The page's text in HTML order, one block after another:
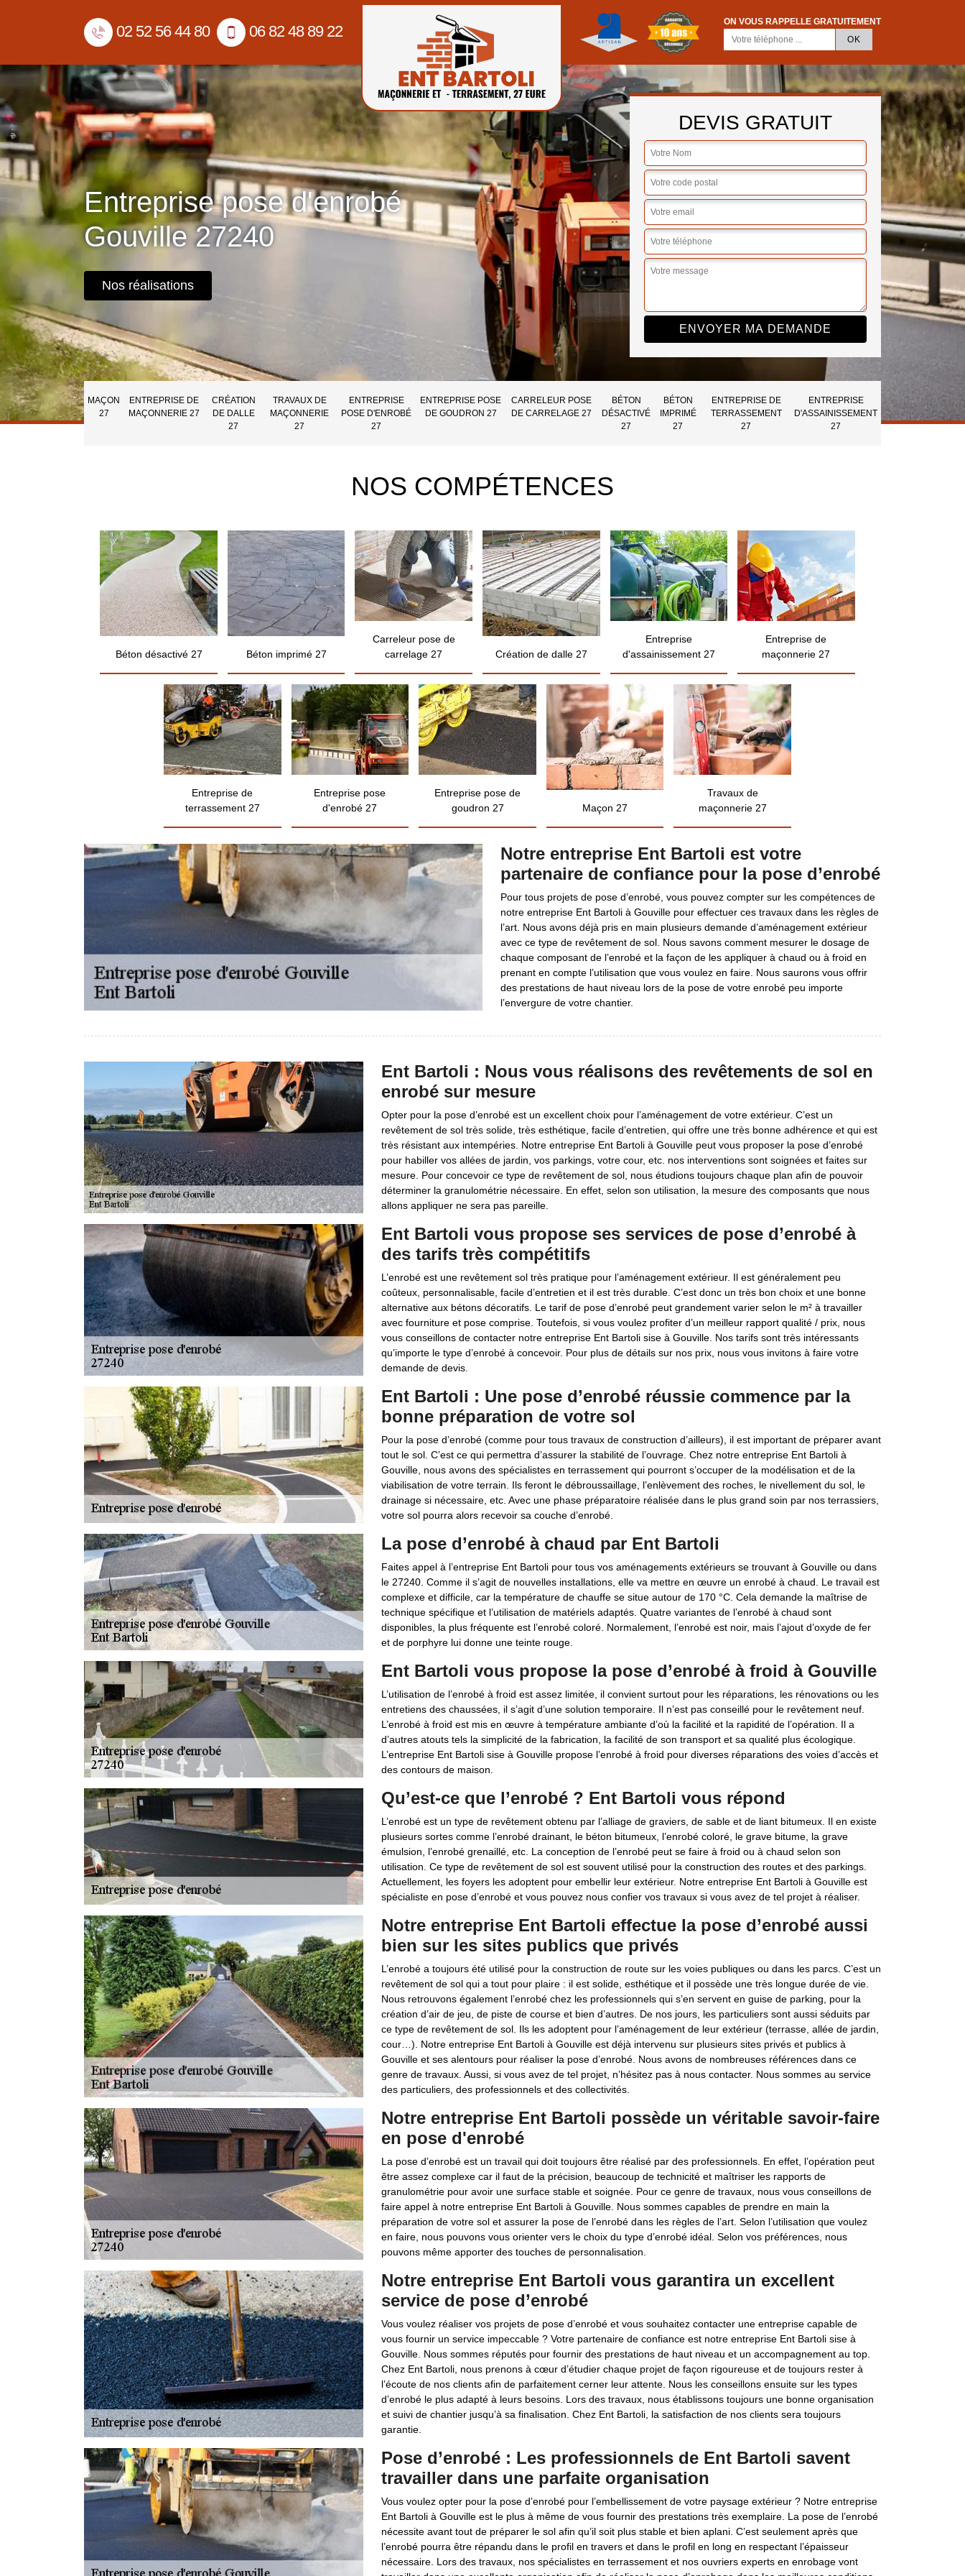
02 52 56 44 80 06 82 48 89 22
ON VOUS RAPPELLE GRATUITEMENT
Entreprise pose d'enrobé
Gouville 27240
Nos réalisations
DEVIS GRATUIT
MAÇON
27
ENTREPRISE DE
MAÇONNERIE 27
CRÉATION
DE DALLE
27
TRAVAUX DE
MAÇONNERIE
27
ENTREPRISE
POSE D'ENROBÉ
27
ENTREPRISE POSE
DE GOUDRON 27
CARRELEUR POSE
DE CARRELAGE 27
BÉTON
DÉSACTIVÉ
27
BÉTON
IMPRIMÉ
27
ENTREPRISE DE
TERRASSEMENT
27
ENTREPRISE
D'ASSAINISSEMENT
27
NOS COMPÉTENCES
Béton désactivé 27 Béton imprimé 27
Carreleur pose de
carrelage 27
Création de dalle 27
Entreprise
d'assainissement 27
Entreprise de
maçonnerie 27
Entreprise de
terrassement 27
Entreprise pose
d'enrobé 27
Entreprise pose de
goudron 27
Maçon 27
Travaux de
maçonnerie 27
Notre entreprise Ent Bartoli est votre
partenaire de confiance pour la pose d’enrobé
Pour tous projets de pose d’enrobé, vous pouvez compter sur les compétences de
notre entreprise Ent Bartoli à Gouville pour effectuer ces travaux dans les règles de
l’art. Nous avons déjà pris en main plusieurs demande d’aménagement extérieur
avec ce type de revêtement de sol. Nous savons comment mesurer le dosage de
chaque composant de l’enrobé et la façon de les appliquer à chaud ou à froid en
prenant en compte l’utilisation que vous voulez en faire. Nous saurons vous offrir
des prestations de haut niveau lors de la pose de votre enrobé peu importe
l’envergure de votre chantier.
Ent Bartoli : Nous vous réalisons des revêtements de sol en
enrobé sur mesure
Opter pour la pose d’enrobé est un excellent choix pour l’aménagement de votre extérieur. C’est un
revêtement de sol très solide, très esthétique, facile d’entretien, qui offre une très bonne adhérence et qui est
très résistant aux intempéries. Notre entreprise Ent Bartoli à Gouville peut vous proposer la pose d’enrobé
pour habiller vos allées de jardin, vos parkings, votre cour, etc. nos interventions sont soignées et faites sur
mesure. Pour concevoir ce type de revêtement de sol, nous étudions toujours chaque plan afin de pouvoir
déterminer la granulométrie nécessaire. En effet, selon son utilisation, la mesure des composants que nous
allons appliquer ne sera pas pareille.
Ent Bartoli vous propose ses services de pose d’enrobé à
des tarifs très compétitifs
L’enrobé est une revêtement sol très pratique pour l’aménagement extérieur. Il est généralement peu
coûteux, personnalisable, facile d’entretien et il est très durable. C’est donc un très bon choix et une bonne
alternative aux bétons décoratifs. Le tarif de pose d’enrobé peut grandement varier selon le m² à travailler
avec fourniture et pose comprise. Toutefois, si vous voulez profiter d’un meilleur rapport qualité / prix, nous
vous conseillons de contacter notre entreprise Ent Bartoli sise à Gouville. Nos tarifs sont très intéressants
qu’importe le type d’enrobé à concevoir. Pour plus de détails sur nos prix, nous vous invitons à faire votre
demande de devis.
Ent Bartoli : Une pose d’enrobé réussie commence par la
bonne préparation de votre sol
Pour la pose d’enrobé (comme pour tous travaux de construction d’ailleurs), il est important de préparer avant
tout le sol. C’est ce qui permettra d’assurer la stabilité de l’ouvrage. Chez notre entreprise Ent Bartoli à
Gouville, nous avons des spécialistes en terrassement qui pourront s’occuper de la modélisation et de la
viabilisation de votre terrain. Ils feront le débroussaillage, l’enlèvement des roches, le nivellement du sol, le
drainage si nécessaire, etc. Avec une phase préparatoire réalisée dans le plus grand soin par nos terrassiers,
votre sol pourra alors recevoir sa couche d’enrobé.
La pose d’enrobé à chaud par Ent Bartoli
Faites appel à l’entreprise Ent Bartoli pour tous vos aménagements extérieurs se trouvant à Gouville ou dans
le 27240. Comme il s’agit de nouvelles installations, elle va mettre en œuvre un enrobé à chaud. Le travail est
complexe et difficile, car la température de chauffe se situe autour de 170 °C. Cela demande la maîtrise de
technique spécifique et l’utilisation de matériels adaptés. Quatre variantes de l’enrobé à chaud sont
disponibles, la plus fréquente est l’enrobé coloré. Normalement, l’enrobé est noir, mais l’ajout d’oxyde de fer
et de porphyre lui donne une teinte rouge.
Ent Bartoli vous propose la pose d’enrobé à froid à Gouville
L’utilisation de l’enrobé à froid est assez limitée, il convient surtout pour les réparations, les rénovations ou les
entretiens des chaussées, il s’agit d’une solution temporaire. Il n’est pas conseillé pour le revêtement neuf.
L’enrobé à froid est mis en œuvre à température ambiante d’où la facilité et la rapidité de l’opération. Il a
d’autres atouts tels la simplicité de la fabrication, la facilité de son transport et sa qualité plus écologique.
L’entreprise Ent Bartoli sise à Gouville propose l’enrobé à froid pour diverses réparations des voies d’accès et
des contours de maison.
Qu’est-ce que l’enrobé ? Ent Bartoli vous répond
L’enrobé est un type de revêtement obtenu par l’alliage de graviers, de sable et de liant bitumeux. Il en existe
plusieurs sortes comme l’enrobé drainant, le béton bitumeux, l’enrobé coloré, le grave bitume, la grave
émulsion, l’enrobé grenaillé, etc. La conception de l’enrobé peut se faire à froid ou à chaud selon son
utilisation. Ce type de revêtement de sol est souvent utilisé pour la construction des routes et des parkings.
Actuellement, les foyers les adoptent pour embellir leur extérieur. Notre entreprise Ent Bartoli à Gouville est
spécialiste en pose d’enrobé et vous pouvez nous confier vos travaux si vous avez de tel projet à réaliser.
Notre entreprise Ent Bartoli effectue la pose d’enrobé aussi
bien sur les sites publics que privés
L’enrobé a toujours été utilisé pour la construction de route sur les voies publiques ou dans les parcs. C’est un
revêtement de sol qui a tout pour plaire : il est solide, esthétique et il possède une très longue durée de vie.
Nous retrouvons également l’enrobé chez les professionnels qui s’en servent en guise de parking, pour la
création d’air de jeu, de piste de course et bien d’autres. De nos jours, les particuliers sont aussi séduits par
ce type de revêtement de sol. Ils les adoptent pour l’aménagement de leur extérieur (terrasse, allée de jardin,
cour…). Notre entreprise Ent Bartoli à Gouville est déjà intervenu sur plusieurs sites privés et publics à
Gouville et ses alentours pour réaliser la pose d’enrobé. Nous avons de nombreuses références dans ce
genre de travaux. Aussi, si vous avez de tel projet, n’hésitez pas à nous contacter. Nous sommes au service
des particuliers, des professionnels et des collectivités.
Notre entreprise Ent Bartoli possède un véritable savoir-faire
en pose d'enrobé
La pose d’enrobé est un travail qui doit toujours être réalisé par des professionnels. En effet, l’opération peut
être assez complexe car il faut de la précision, beaucoup de technicité et maîtriser les rapports de
granulométrie pour avoir une surface stable et soignée. Pour ce genre de travaux, nous vous conseillons de
faire appel à notre entreprise Ent Bartoli à Gouville. Nous sommes capables de prendre en main la
préparation de votre sol et assurer la pose de l’enrobé dans les règles de l’art. Selon l’utilisation que voulez
en faire, nous pouvons vous orienter vers le choix du type d’enrobé idéal. Selon vos préférences, nous
pouvons même apporter des touches de personnalisation.
Notre entreprise Ent Bartoli vous garantira un excellent
service de pose d’enrobé
Vous voulez réaliser vos projets de pose d’enrobé et vous souhaitez contacter une entreprise capable de
vous fournir un service impeccable ? Votre partenaire de confiance est notre entreprise Ent Bartoli sise à
Gouville. Nous sommes réputés pour fournir des prestations de haut niveau et un accompagnement au top.
Chez Ent Bartoli, nous prenons à cœur d’étudier chaque projet de façon rigoureuse et de toujours rester à
l’écoute de nos clients afin de parfaitement cerner leur attente. Nous les conseillons ensuite sur les types
d’enrobé le plus adapté à leurs besoins. Lors des travaux, nous établissons toujours une bonne organisation
et suivi de chantier jusqu’à sa finalisation. Chez Ent Bartoli, la satisfaction de nos clients sera toujours
garantie.
Pose d’enrobé : Les professionnels de Ent Bartoli savent
travailler dans une parfaite organisation
Vous voulez opter pour la pose d’enrobé pour l’embellissement de votre paysage extérieur ? Notre entreprise
Ent Bartoli à Gouville est le plus à même de vous fournir des prestations très exemplaire. La pose de l’enrobé
nécessite avant tout de préparer le sol afin qu’il soit plus stable et bien aplani. C’est seulement après que
l’enrobé pourra être répandu dans le profil en travers et dans le profil en long en respectant l’épaisseur
nécessaire. Lors des travaux, nos spécialistes en terrassement et nos ouvriers experts en enrobage vont